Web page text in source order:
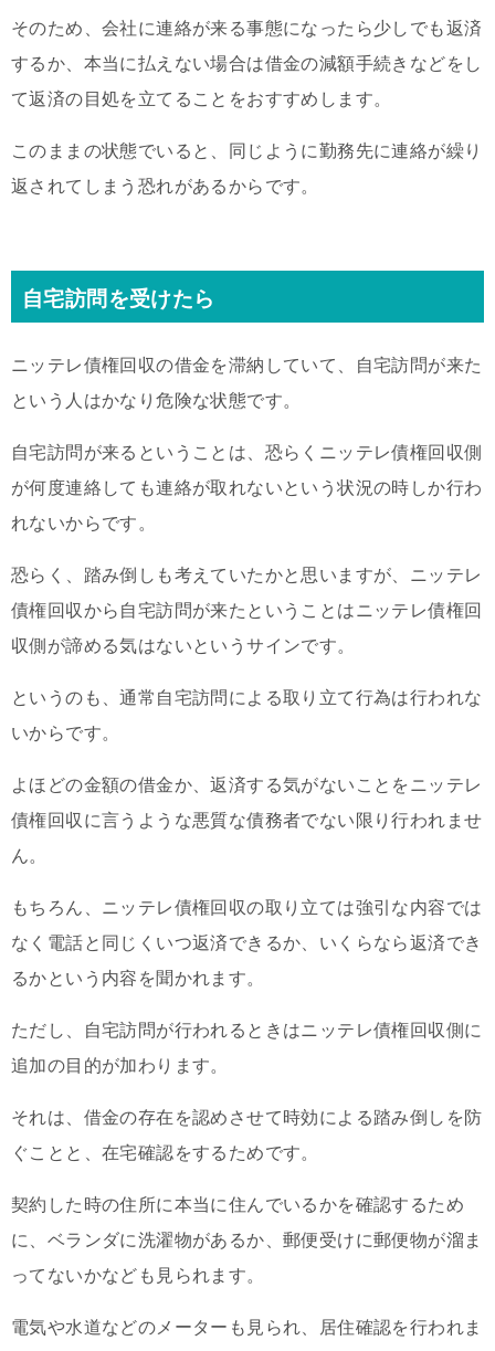
そのため、会社に連絡が来る事態になったら少しでも返済
するか、本当に払えない場合は借金の減額手続きなどをし
て返済の目処を立てることをおすすめします。
このままの状態でいると、同じように勤務先に連絡が繰り
返されてしまう恐れがあるからです。
自宅訪問を受けたら
ニッテレ債権回収の借金を滞納していて、自宅訪問が来た
という人はかなり危険な状態です。
自宅訪問が来るということは、恐らくニッテレ債権回収側
が何度連絡しても連絡が取れないという状況の時しか行わ
れないからです。
恐らく、踏み倒しも考えていたかと思いますが、ニッテレ
債権回収から自宅訪問が来たということはニッテレ債権回
収側が諦める気はないというサインです。
というのも、通常自宅訪問による取り立て行為は行われな
いからです。
よほどの金額の借金か、返済する気がないことをニッテレ
債権回収に言うような悪質な債務者でない限り行われませ
ん。
もちろん、ニッテレ債権回収の取り立ては強引な内容では
なく電話と同じくいつ返済できるか、いくらなら返済でき
るかという内容を聞かれます。
ただし、自宅訪問が行われるときはニッテレ債権回収側に
追加の目的が加わります。
それは、借金の存在を認めさせて時効による踏み倒しを防
ぐことと、在宅確認をするためです。
契約した時の住所に本当に住んでいるかを確認するため
に、ベランダに洗濯物があるか、郵便受けに郵便物が溜ま
ってないかなども見られます。
電気や水道などのメーターも見られ、居住確認を行われま